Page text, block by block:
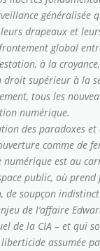
drapeaux et
global
à la
droit supérieur à la
tous les
numérique.
des paradoxes et
comme de
est au
public, où prend
de soupçon
de l’affaire
de la CIA – et qui
assumée